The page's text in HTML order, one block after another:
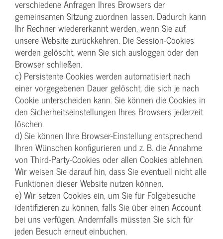
verschiedene Anfragen Ihres Browsers der
gemeinsamen Sitzung zuordnen lassen. Dadurch kann
Ihr Rechner wiedererkannt werden, wenn Sie auf
unsere Website zurückkehren. Die Session-Cookies
werden gelöscht, wenn Sie sich ausloggen oder den
Browser schließen.
c) Persistente Cookies werden automatisiert nach
einer vorgegebenen Dauer gelöscht, die sich je nach
Cookie unterscheiden kann. Sie können die Cookies in
den Sicherheitseinstellungen Ihres Browsers jederzeit
löschen.
d) Sie können Ihre Browser-Einstellung entsprechend
Ihren Wünschen konfigurieren und z. B. die Annahme
von Third-Party-Cookies oder allen Cookies ablehnen.
Wir weisen Sie darauf hin, dass Sie eventuell nicht alle
Funktionen dieser Website nutzen können.
e) Wir setzen Cookies ein, um Sie für Folgebesuche
identifizieren zu können, falls Sie über einen Account
bei uns verfügen. Andernfalls müssten Sie sich für
jeden Besuch erneut einbuchen.